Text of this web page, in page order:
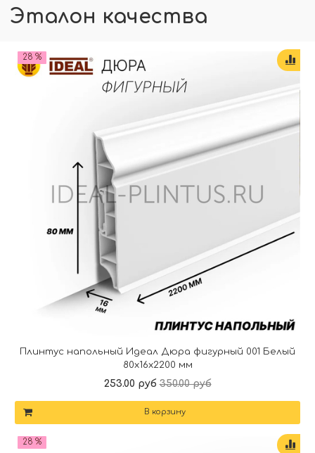
Эталон качества
28 %
Плинтус напольный Идеал Дюра фигурный 001 Белый
80x16x2200 мм
253.00 руб 350.00 руб
В корзину
28 %